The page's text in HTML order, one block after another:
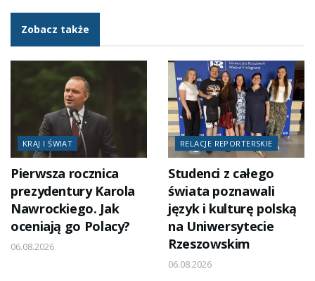
Zobacz także
KRAJ I ŚWIAT
Pierwsza rocznica
prezydentury Karola
Nawrockiego. Jak
oceniają go Polacy?
06.08.2026
RELACJE REPORTERSKIE
Studenci z całego
świata poznawali
język i kulturę polską
na Uniwersytecie
Rzeszowskim
06.08.2026